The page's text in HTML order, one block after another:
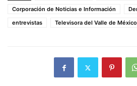
Corporación de Noticias e Información
entrevistas
Televisora del Valle de México